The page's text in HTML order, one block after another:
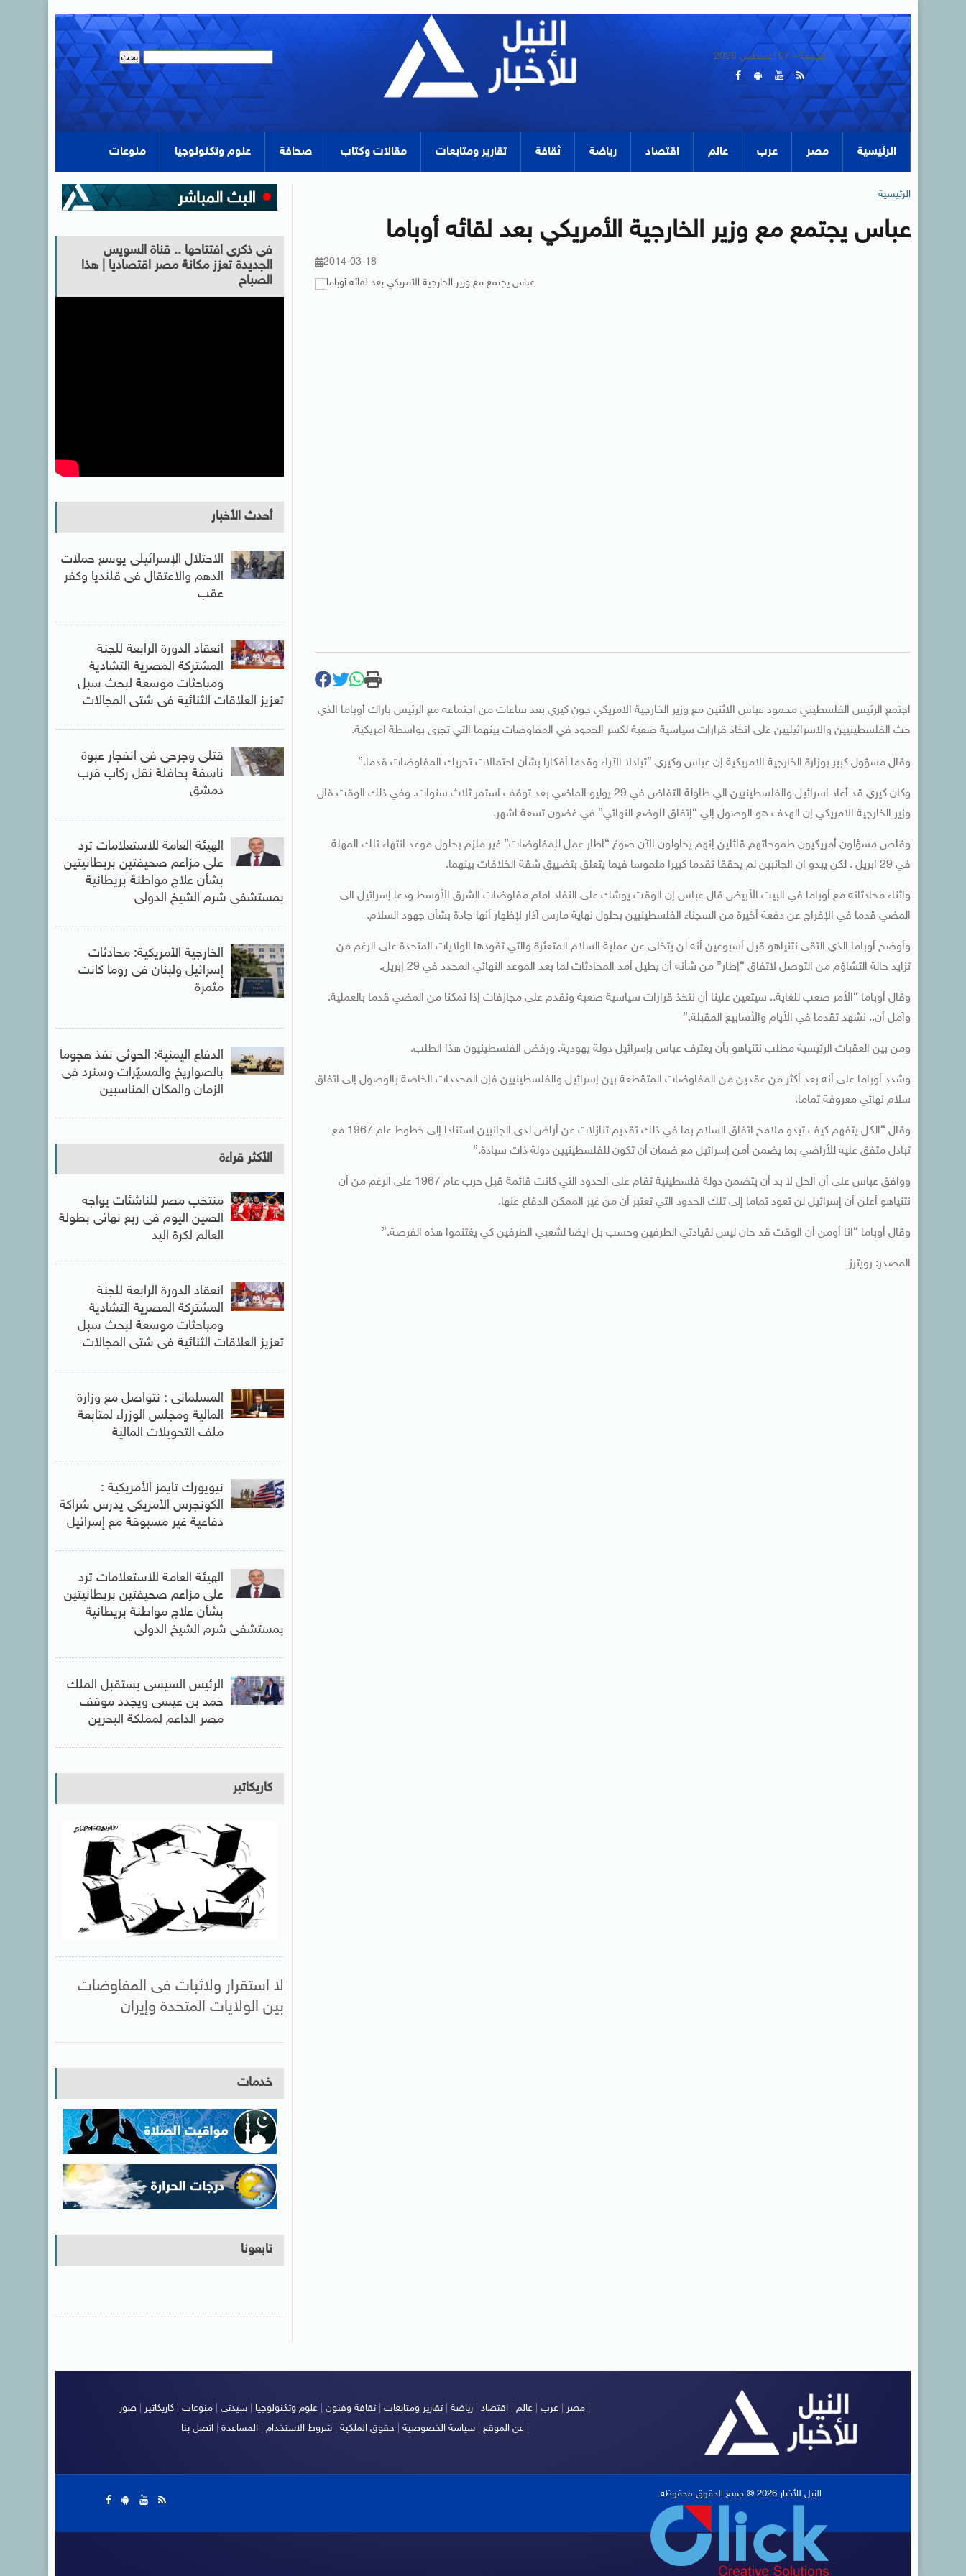
الجمعة - 07 أغسطس 2026
الرئيسية مصر عرب عالم اقتصاد رياضة ثقافة تقارير ومتابعات مقالات وكتاب صحافة علوم وتكنولوجيا منوعات
الرئيسية
عباس يجتمع مع وزير الخارجية الأمريكي بعد لقائه أوباما
2014-03-18
اجتمع الرئيس الفلسطيني محمود عباس الاثنين مع وزير الخارجية الامريكي جون كيري بعد ساعات من اجتماعه مع الرئيس باراك أوباما الذي
حث الفلسطينيين والاسرائيليين على اتخاذ قرارات سياسية صعبة لكسر الجمود في المفاوضات بينهما التي تجرى بواسطة امريكية.
وقال مسؤول كبير بوزارة الخارجية الامريكية إن عباس وكيري‭ ‬”تبادلا الآراء وقدما أفكارا بشأن احتمالات تحريك المفاوضات قدما.”
وكان كيري قد أعاد اسرائيل والفلسطينيين الي طاولة التفاض في 29 يوليو الماضي بعد توقف استمر ثلاث سنوات. وفي ذلك الوقت قال
وزير الخارجية الامريكي إن الهدف هو الوصول إلي “إتفاق للوضع النهائي” في غضون تسعة اشهر.
وقلص مسؤلون أمريكيون طموحاتهم قائلين إنهم يحاولون الآن صوغ “اطار عمل للمفاوضات” غير ملزم بحلول موعد انتهاء تلك المهلة
في 29 ابريل . لكن يبدو ان الجانبين لم يحققا تقدما كبيرا ملموسا فيما يتعلق بتضييق شقة الخلافات بينهما.
واثناء محادثاته مع أوباما في البيت الأبيض قال عباس إن الوقت يوشك على النفاد امام مفاوضات الشرق الأوسط ودعا إسرائيل الى
المضي قدما في الإفراج عن دفعة أخيرة من السجناء الفلسطينيين بحلول نهاية مارس آذار لإظهار أنها جادة بشأن جهود السلام.
وأوضح أوباما الذي التقى نتنياهو قبل أسبوعين أنه لن يتخلى عن عملية السلام المتعثرة والتي تقودها الولايات المتحدة على الرغم من
تزايد حالة التشاؤم من التوصل لاتفاق “إطار” من شأنه أن يطيل أمد المحادثات لما بعد الموعد النهائي المحدد في 29 إبريل.
وقال أوباما “الأمر صعب للغاية.. سيتعين علينا أن نتخذ قرارات سياسية صعبة ونقدم على مجازفات إذا تمكنا من المضي قدما بالعملية.
وآمل أن.. نشهد تقدما في الأيام والأسابيع المقبلة.”
ومن بين العقبات الرئيسية مطلب نتنياهو بأن يعترف عباس بإسرائيل دولة يهودية. ورفض الفلسطينيون هذا الطلب.
وشدد أوباما على أنه بعد أكثر من عقدين من المفاوضات المتقطعة بين إسرائيل والفلسطينيين فإن المحددات الخاصة بالوصول إلى اتفاق
سلام نهائي معروفة تماما.
وقال “الكل يتفهم كيف تبدو ملامح اتفاق السلام بما في ذلك تقديم تنازلات عن أراض لدى الجانبين استنادا إلى خطوط عام 1967 مع
تبادل متفق عليه للأراضي بما يضمن أمن إسرائيل مع ضمان أن تكون للفلسطينيين دولة ذات سيادة.”
ووافق عباس على أن الحل لا بد أن يتضمن دولة فلسطينية تقام على الحدود التي كانت قائمة قبل حرب عام 1967 على الرغم من أن
نتنياهو أعلن أن إسرائيل لن تعود تماما إلى تلك الحدود التي تعتبر أن من غير الممكن الدفاع عنها.
وقال أوباما “انا أومن أن الوقت قد حان ليس لقيادتي الطرفين وحسب بل ايضا لشعبي الطرفين كي يغتنموا هذه الفرصة.”
المصدر: رويترز
فى ذكرى افتتاحها .. قناة السويس
الجديدة تعزز مكانة مصر اقتصاديا | هذا
الصباح
أحدث الأخبار
الاحتلال الإسرائيلى يوسع حملات
الدهم والاعتقال فى قلنديا وكفر
عقب
انعقاد الدورة الرابعة للجنة
المشتركة المصرية التشادية
ومباحثات موسعة لبحث سبل
تعزيز العلاقات الثنائية فى شتى المجالات
قتلى وجرحى فى انفجار عبوة
ناسفة بحافلة نقل ركاب قرب
دمشق
الهيئة العامة للاستعلامات ترد
على مزاعم صحيفتين بريطانيتين
بشأن علاج مواطنة بريطانية
بمستشفى شرم الشيخ الدولى
الخارجية الأمريكية: محادثات
إسرائيل ولبنان فى روما كانت
مثمرة
الدفاع اليمنية: الحوثى نفذ هجوما
بالصواريخ والمسيّرات وسنرد فى
الزمان والمكان المناسبين
الأكثر قراءة
منتخب مصر للناشئات يواجه
الصين اليوم فى ربع نهائى بطولة
العالم لكرة اليد
انعقاد الدورة الرابعة للجنة
المشتركة المصرية التشادية
ومباحثات موسعة لبحث سبل
تعزيز العلاقات الثنائية فى شتى المجالات
المسلمانى : نتواصل مع وزارة
المالية ومجلس الوزراء لمتابعة
ملف التحويلات المالية
نيويورك تايمز الأمريكية :
الكونجرس الأمريكى يدرس شراكة
دفاعية غير مسبوقة مع إسرائيل
الهيئة العامة للاستعلامات ترد
على مزاعم صحيفتين بريطانيتين
بشأن علاج مواطنة بريطانية
بمستشفى شرم الشيخ الدولى
الرئيس السيسى يستقبل الملك
حمد بن عيسى ويجدد موقف
مصر الداعم لمملكة البحرين
كاريكاتير
لا استقرار ولاثبات فى المفاوضات
بين الولايات المتحدة وإيران
خدمات
تابعونا
مصر عرب عالم اقتصاد رياضة |تقارير ومتابعات |ثقافة وفنون علوم وتكنولوجيا سيدتى منوعات كاريكاتير صور
عن الموقع |سياسة الخصوصية حقوق الملكية |شروط الاستخدام |المساعدة |اتصل بنا |
النيل للأخبار 2026 © جميع الحقوق محفوظة.